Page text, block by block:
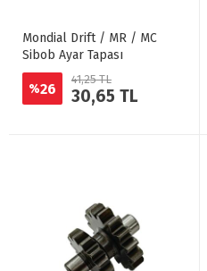
Mondial Drift / MR / MC
Sibob Ayar Tapası
%26
41,25 TL
30,65 TL